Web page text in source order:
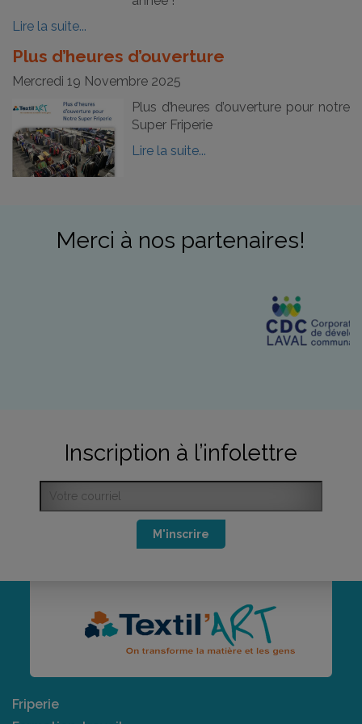
Lire la suite...
Plus d’heures d’ouverture
Mercredi 19 Novembre 2025
Plus d’heures d’ouverture pour notre
Super Friperie
Lire la suite...
Merci à nos partenaires!
Inscription à l’infolettre
M'inscrire
Friperie